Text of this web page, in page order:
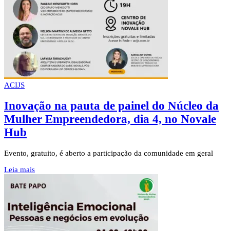
ACIJS
Inovação na pauta de painel do Núcleo da
Mulher Empreendedora, dia 4, no Novale
Hub
Evento, gratuito, é aberto a participação da comunidade em geral
Leia mais